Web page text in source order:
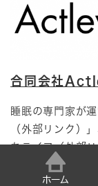
合同会社
睡眠の専門家が
（外部リンク）
ちライフ（外部
理を中心にSeo
行をおこなわれ